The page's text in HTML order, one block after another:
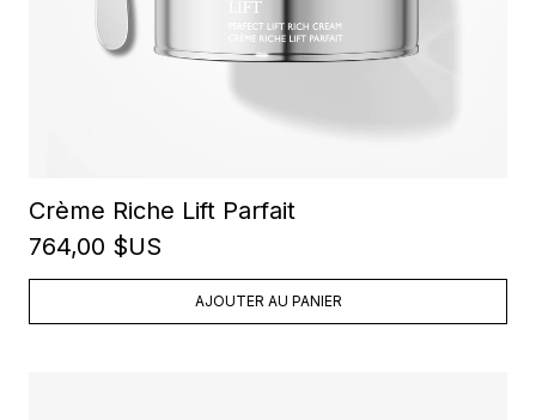
Crème Riche Lift Parfait
764,00 $US
AJOUTER AU PANIER